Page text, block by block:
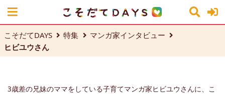
こそだてDAYS 特集
マンガ家インタビュー
ヒビユウさん
3歳差の兄妹のママをしている子育てマンガ家ヒビユウさんに、こ